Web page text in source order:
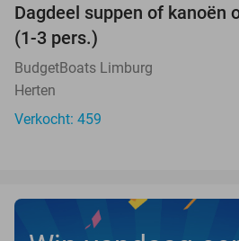
Dagdeel suppen of kanoën
(1-3 pers.)
BudgetBoats Limburg
Herten
Verkocht: 459